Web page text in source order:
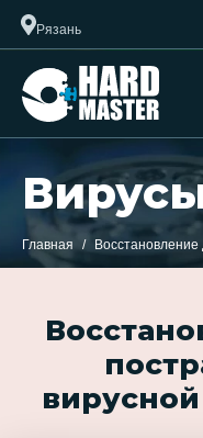
Рязань
Главная